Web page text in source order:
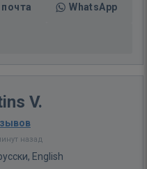
WhatsApp
V.
назад
English